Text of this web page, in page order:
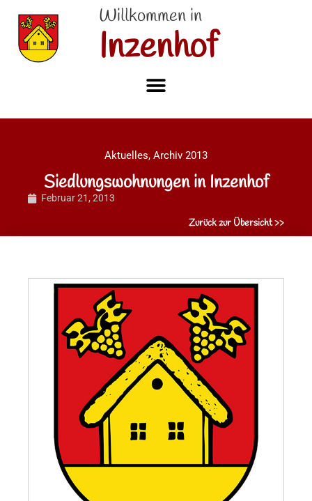
Willkommen in
Inzenhof
Aktuelles, Archiv 2013
Siedlungswohnungen in Inzenhof
Februar 21, 2013
Zurück zur Übersicht >>